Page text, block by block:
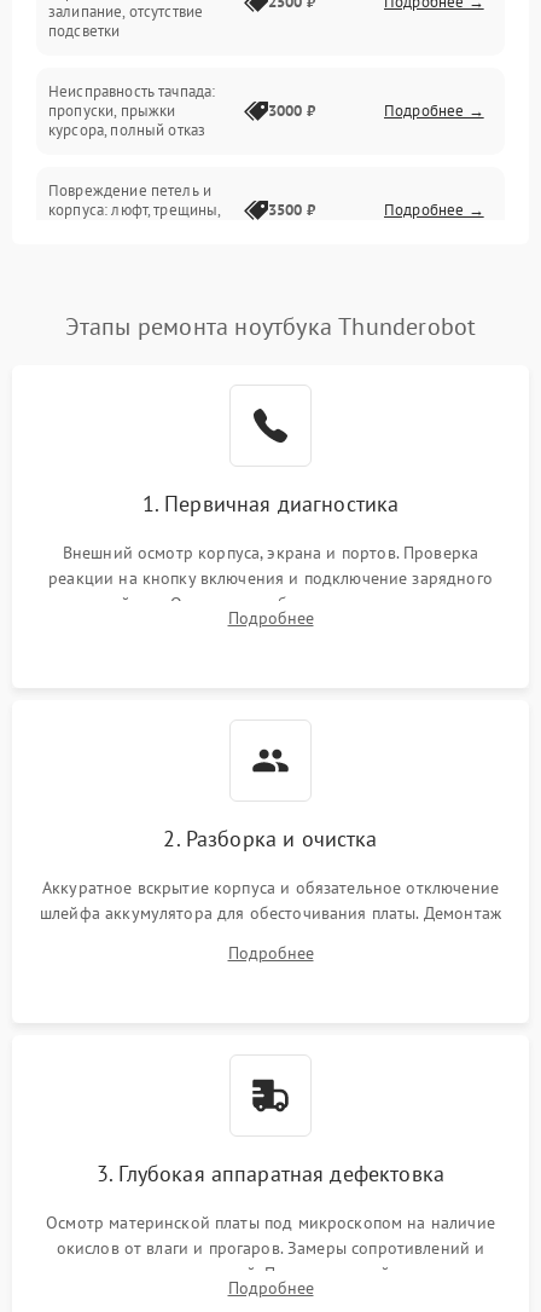
Батарея
Сеть и интернет
залипание, отсутствие
подсветки
Неисправность тачпада:
пропуски, прыжки
курсора, полный отказ
3000 ₽ Подробнее →
Повреждение петель и
корпуса: люфт, трещины,
3500 ₽ Подробнее →
невозможность зарядки,
2500 ₽ Подробнее →
2000 ₽
Перегрев из‑за пыли,
неисправности кулера
Выход из строя SSD или
HDD: медленная загрузка,
2000 ₽
Проблемы Wi‑Fi или
2500 ₽
Этапы ремонта ноутбука Thunderobot
1. Первичная диагностика
Внешний осмотр корпуса, экрана и портов. Проверка
реакции на кнопку включения и подключение зарядного
устройства. Оценка потребления тока с помощью
лабораторного блока питания для локализации проблемы.
Подробнее
2. Разборка и очистка
Аккуратное вскрытие корпуса и обязательное отключение
шлейфа аккумулятора для обесточивания платы. Демонтаж
высохшей термопасты с кристаллов чипов.
Подробнее
3. Глубокая аппаратная дефектовка
Осмотр материнской платы под микроскопом на наличие
окислов от влаги и прогаров. Замеры сопротивлений и
дежурных напряжений. Проверка цепей питания,
мультиконтроллера, процессора и видеочипа.
Подробнее